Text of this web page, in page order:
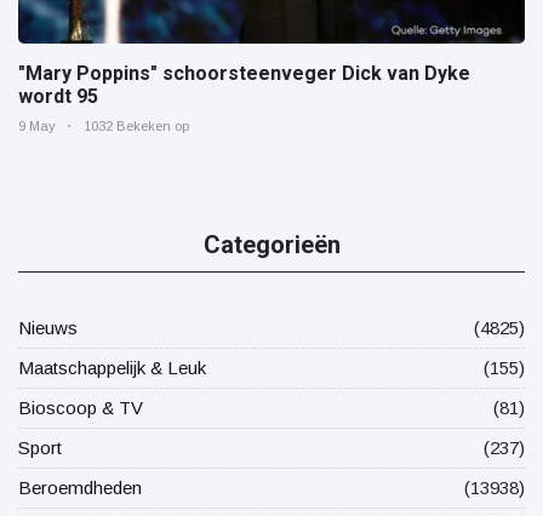
"Mary Poppins" schoorsteenveger Dick van Dyke
wordt 95
9 May 1032 Bekeken op
Categorieën
Nieuws
(4825)
Maatschappelijk & Leuk
(155)
Bioscoop & TV
(81)
Sport
(237)
Beroemdheden
(13938)